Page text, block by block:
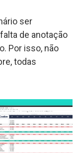
ser
de anotação
Por isso, não
todas